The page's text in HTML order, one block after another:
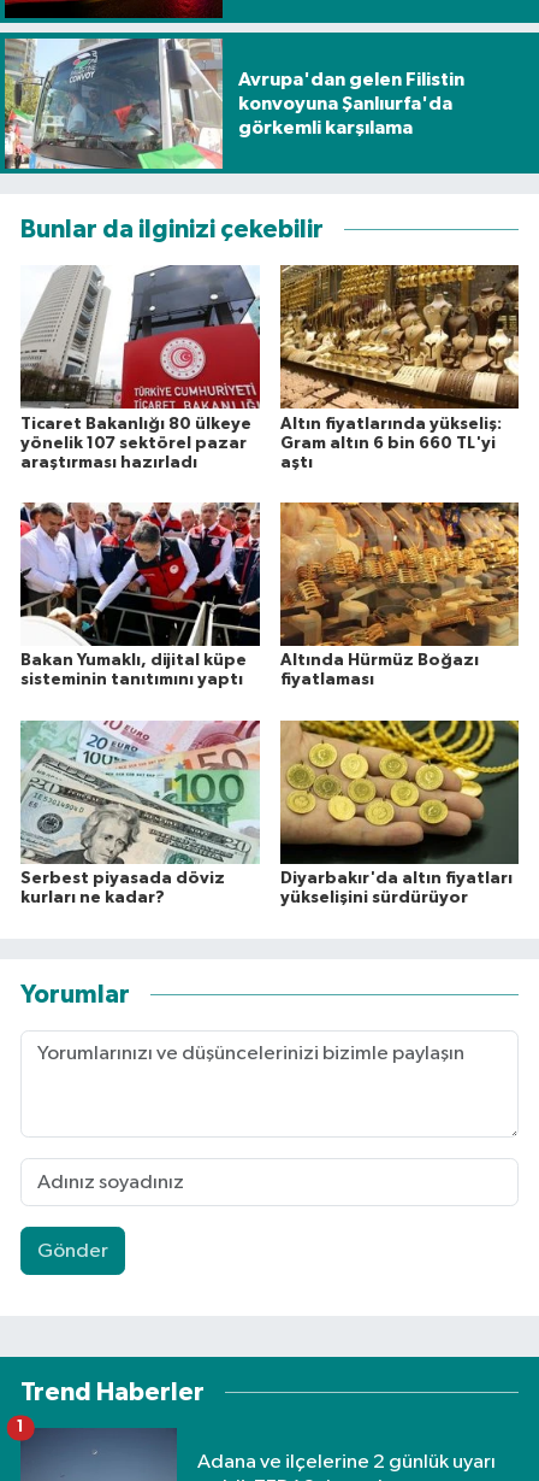
Avrupa'dan gelen Filistin
konvoyuna Şanlıurfa'da
görkemli karşılama
Bunlar da ilginizi çekebilir
Ticaret Bakanlığı 80 ülkeye
yönelik 107 sektörel pazar
araştırması hazırladı
Altın fiyatlarında yükseliş:
Gram altın 6 bin 660 TL'yi
aştı
Bakan Yumaklı, dijital küpe
sisteminin tanıtımını yaptı
Altında Hürmüz Boğazı
fiyatlaması
Serbest piyasada döviz
kurları ne kadar?
Diyarbakır'da altın fiyatları
yükselişini sürdürüyor
Yorumlar
Gönder
Trend Haberler
Adana ve ilçelerine 2 günlük uyarı
1